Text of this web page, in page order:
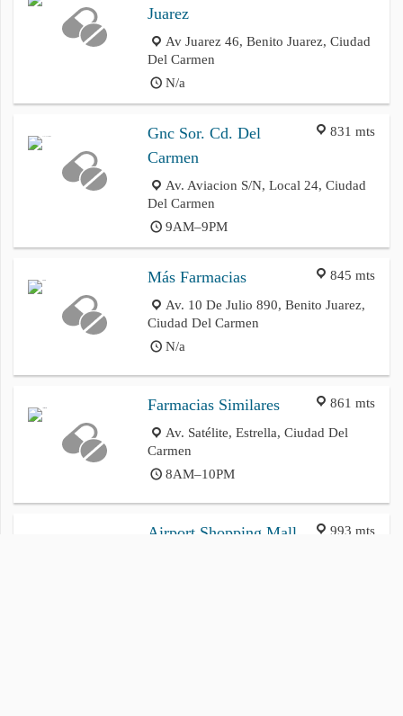
Juarez
Av Juarez 46, Benito Juarez, Ciudad
Del Carmen
N/a
831 mts
Gnc Sor. Cd. Del
Carmen
Av. Aviacion S/N, Local 24, Ciudad
Del Carmen
9AM–9PM
845 mts
Más Farmacias
Av. 10 De Julio 890, Benito Juarez,
Ciudad Del Carmen
N/a
861 mts
Farmacias Similares
Av. Satélite, Estrella, Ciudad Del
Carmen
8AM–10PM
993 mts
Airport Shopping Mall